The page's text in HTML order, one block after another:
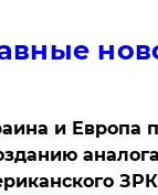
и Европа
аналога